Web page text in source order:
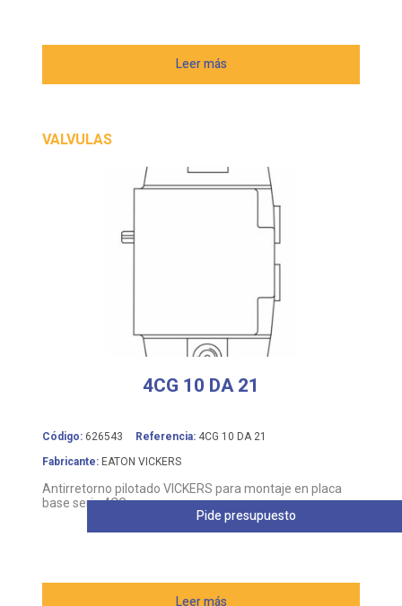
Leer más
VALVULAS
4CG 10 DA 21
Código: 626543 Referencia: 4CG 10 DA 21
Fabricante: EATON VICKERS
Antirretorno pilotado VICKERS para montaje en placa
base serie 4CG
Leer más
Pide presupuesto